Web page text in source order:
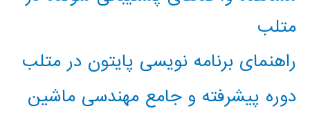
متلب
راهنمای برنامه نویسی پایتون در متلب
دوره پیشرفته و جامع مهندسی ماشین